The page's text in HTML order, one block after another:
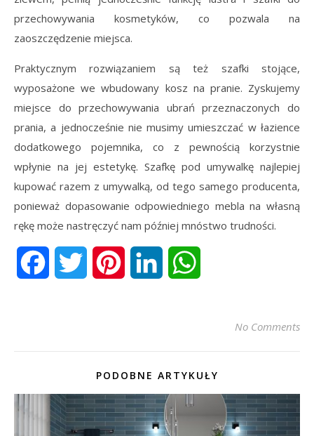
przechowywania kosmetyków, co pozwala na
zaoszczędzenie miejsca.
Praktycznym rozwiązaniem są też szafki stojące,
wyposażone we wbudowany kosz na pranie. Zyskujemy
miejsce do przechowywania ubrań przeznaczonych do
prania, a jednocześnie nie musimy umieszczać w łazience
dodatkowego pojemnika, co z pewnością korzystnie
wpłynie na jej estetykę. Szafkę pod umywalkę najlepiej
kupować razem z umywalką, od tego samego producenta,
ponieważ dopasowanie odpowiedniego mebla na własną
rękę może nastręczyć nam później mnóstwo trudności.
FacebookTwitter Pinterest LinkedIn
No Comments
PODOBNE ARTYKUŁY